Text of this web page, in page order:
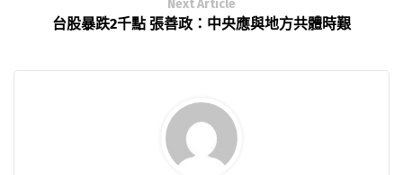
Next Article
台股暴跌2千點 張善政：中央應與地方共體時艱